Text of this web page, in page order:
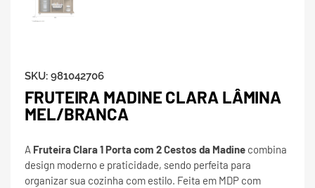
SKU: 981042706
FRUTEIRA MADINE CLARA LÂMINA
MEL/BRANCA
A Fruteira Clara 1 Porta com 2 Cestos da Madine combina
design moderno e praticidade, sendo perfeita para
organizar sua cozinha com estilo. Feita em MDP com